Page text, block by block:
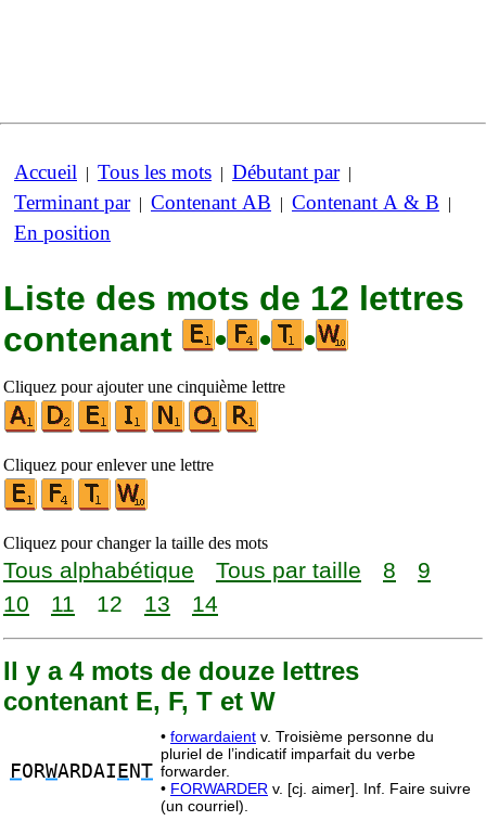
Accueil | Tous les mots | Débutant par|
Terminant par| Contenant AB | Contenant A & B |
En position
Liste des mots de 12 lettres
contenant
• • •
Cliquez pour ajouter une cinquième lettre
Cliquez pour enlever une lettre
Cliquez pour changer la taille des mots
Tous alphabétique Tous par taille 8
9
10
11 12 13 14
Il y a 4 mots de douze lettres
contenant E, F, T et W
FORWARDAI E NT
• forwardaient v. Troisième personne du
pluriel de l’indicatif imparfait du verbe
forwarder.
• FORWARDER v. [cj. aimer]. Inf. Faire suivre
(un courriel).